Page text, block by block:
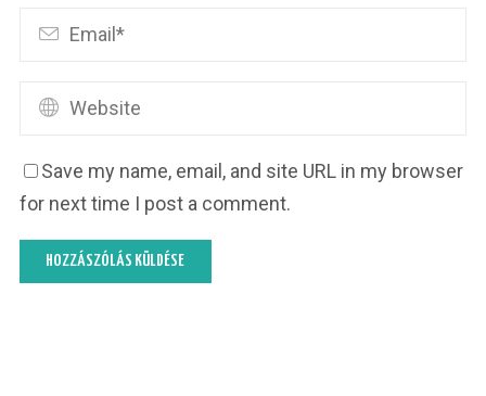
Save my name, email, and site URL in my browser
for next time I post a comment.